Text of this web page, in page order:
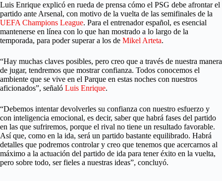
Luis Enrique explicó en rueda de prensa cómo el PSG debe afrontar el
partido ante Arsenal, con motivo de la vuelta de las semifinales de la
UEFA Champions League. Para el entrenador español, es esencial
mantenerse en línea con lo que han mostrado a lo largo de la
temporada, para poder superar a los de Mikel Arteta.
“Hay muchas claves posibles, pero creo que a través de nuestra manera
de jugar, tendremos que mostrar confianza. Todos conocemos el
ambiente que se vive en el Parque en estas noches con nuestros
aficionados”, señaló Luis Enrique.
“Debemos intentar devolverles su confianza con nuestro esfuerzo y
con inteligencia emocional, es decir, saber que habrá fases del partido
en las que sufriremos, porque el rival no tiene un resultado favorable.
Así que, como en la ida, será un partido bastante equilibrado. Habrá
detalles que podremos controlar y creo que tenemos que acercarnos al
máximo a la actuación del partido de ida para tener éxito en la vuelta,
pero sobre todo, ser fieles a nuestras ideas”, concluyó.